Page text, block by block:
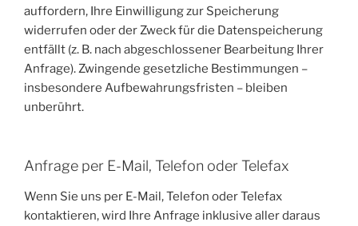
auffordern, Ihre Einwilligung zur Speicherung
widerrufen oder der Zweck für die Datenspeicherung
entfällt (z. B. nach abgeschlossener Bearbeitung Ihrer
Anfrage). Zwingende gesetzliche Bestimmungen –
insbesondere Aufbewahrungsfristen – bleiben
unberührt.
Anfrage per E-Mail, Telefon oder Telefax
Wenn Sie uns per E-Mail, Telefon oder Telefax
kontaktieren, wird Ihre Anfrage inklusive aller daraus